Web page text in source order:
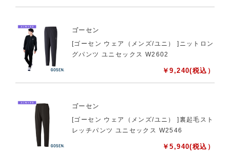
ゴーセン
[ゴーセン ウェア（メンズ/ユニ） ]ニットロン
グパンツ ユニセックス W2602
￥9,240(税込）
ゴーセン
[ゴーセン ウェア（メンズ/ユニ） ]裏起毛スト
レッチパンツ ユニセックス W2546
￥5,940(税込）